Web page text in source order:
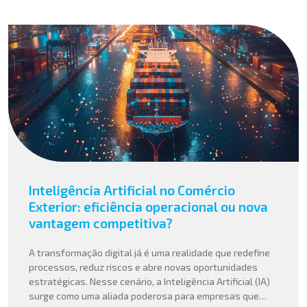
Inteligência Artificial no Comércio
Exterior: eficiência operacional ou nova
vantagem competitiva?
A transformação digital já é uma realidade que redefine
processos, reduz riscos e abre novas oportunidades
estratégicas. Nesse cenário, a Inteligência Artificial (IA)
surge como uma aliada poderosa para empresas que